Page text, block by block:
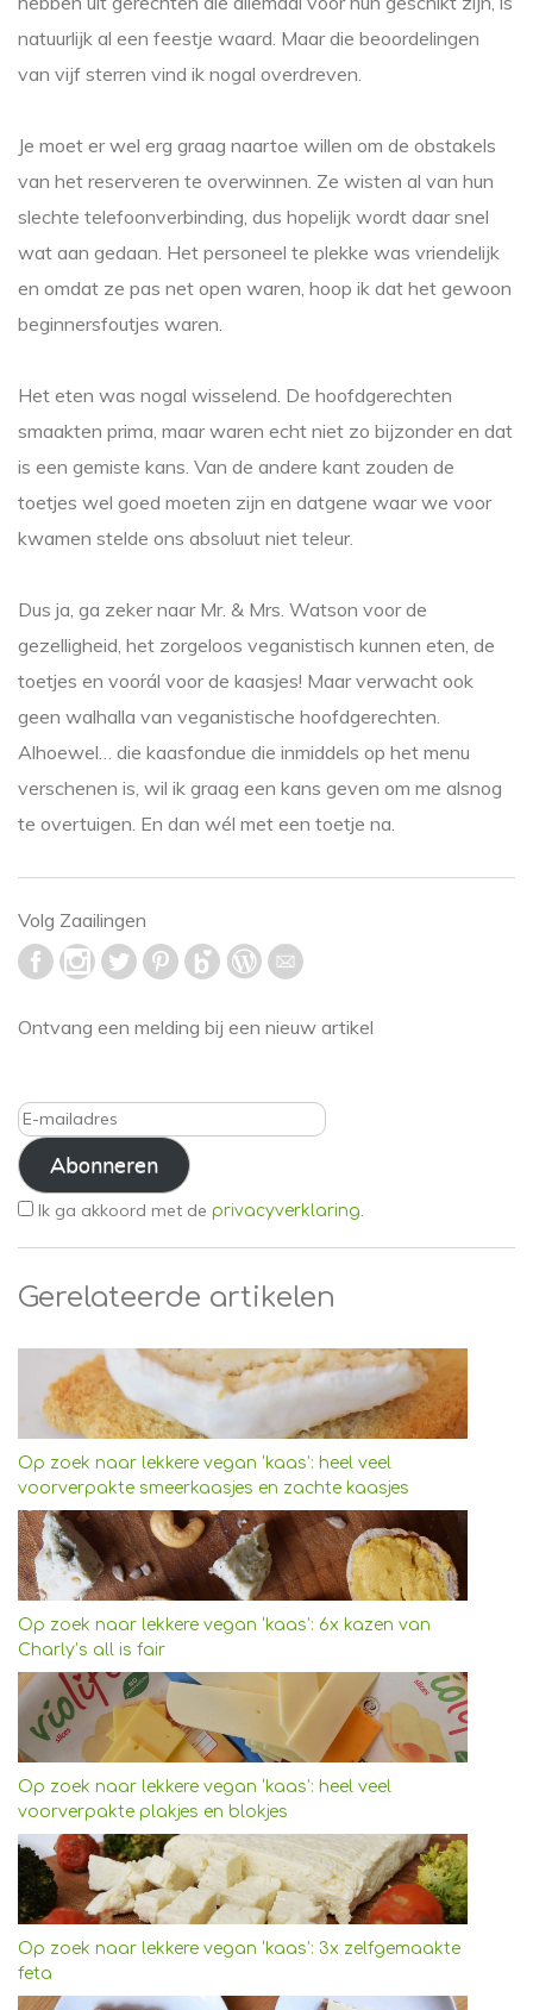
natuurlijk al een feestje waard. Maar die beoordelingen
van vijf sterren vind ik nogal overdreven.
Je moet er wel erg graag naartoe willen om de obstakels
van het reserveren te overwinnen. Ze wisten al van hun
slechte telefoonverbinding, dus hopelijk wordt daar snel
wat aan gedaan. Het personeel te plekke was vriendelijk
en omdat ze pas net open waren, hoop ik dat het gewoon
beginnersfoutjes waren.
Het eten was nogal wisselend. De hoofdgerechten
smaakten prima, maar waren echt niet zo bijzonder en dat
is een gemiste kans. Van de andere kant zouden de
toetjes wel goed moeten zijn en datgene waar we voor
kwamen stelde ons absoluut niet teleur.
Dus ja, ga zeker naar Mr. & Mrs. Watson voor de
gezelligheid, het zorgeloos veganistisch kunnen eten, de
toetjes en voorál voor de kaasjes! Maar verwacht ook
geen walhalla van veganistische hoofdgerechten.
Alhoewel… die kaasfondue die inmiddels op het menu
verschenen is, wil ik graag een kans geven om me alsnog
te overtuigen. En dan wél met een toetje na.
Volg Zaailingen
Ontvang een melding bij een nieuw artikel
E-
mailadresAbonneren
Ik ga akkoord met de privacyverklaring.
Gerelateerde artikelen
Op zoek naar lekkere vegan ‘kaas’: heel veel
voorverpakte smeerkaasjes en zachte kaasjes
Op zoek naar lekkere vegan ‘kaas’: 6x kazen van
Charly’s all is fair
Op zoek naar lekkere vegan ‘kaas’: heel veel
voorverpakte plakjes en blokjes
Op zoek naar lekkere vegan ‘kaas’: 3x zelfgemaakte
feta